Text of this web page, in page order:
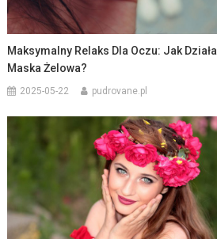
Maksymalny Relaks Dla Oczu: Jak
Maska Żelowa?
2025-05-22 pudrovane.pl